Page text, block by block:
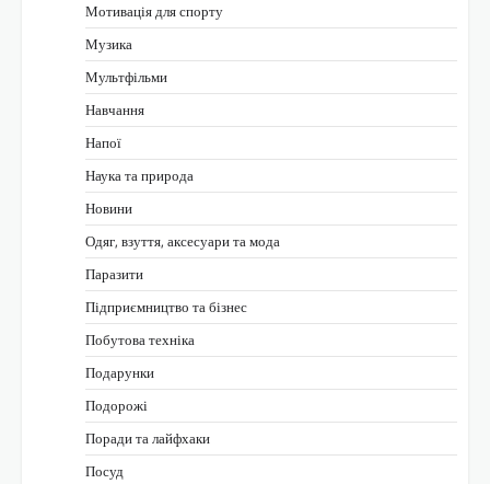
Мотивація для спорту
Музика
Мультфільми
Навчання
Напої
Наука та природа
Новини
Одяг, взуття, аксесуари та мода
Паразити
Підприємництво та бізнес
Побутова техніка
Подарунки
Подорожі
Поради та лайфхаки
Посуд